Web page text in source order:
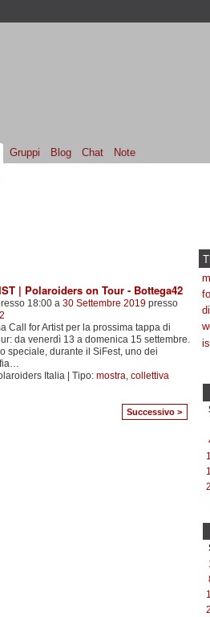
Gruppi Blog Chat Note
| Polaroiders on Tour - Bottega42
18:00 a 30 Settembre 2019presso
Call for Artist per la prossima tappa di
da venerdì 13 a domenica 15 settembre.
speciale, durante il SiFest, uno dei
…
Italia | Tipo: mostra, collettiva
Successivo >
di